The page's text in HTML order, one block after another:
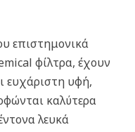
επιστημονικά
φίλτρα, έχουν
ευχάριστη υφή,
καλύτερα
λευκά